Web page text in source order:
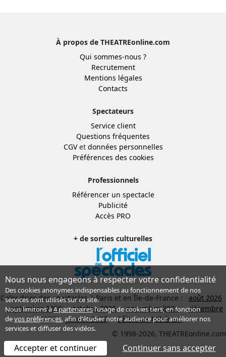
À propos de THEATREonline.com
Qui sommes-nous ?
Recrutement
Mentions légales
Contacts
Spectateurs
Service client
Questions fréquentes
CGVet données personnelles
Préférences des cookies
Professionnels
Référencer un spectacle
Publicité
Accès PRO
+ de sorties culturelles
Calendrier des spectacles à Paris et en Île-de-France :
août 2026
septembre 2026
octobre 2026 novembre 2026
décembre
2026
janvier 2027
Sélection Adhérent
© 1998-2026, THEATREonline.com
Nous nous engageons à respecter votre confidentialité
Des cookies anonymes indispensables au fonctionnement de nos
services sont utilisés sur ce site.
Nous limitons à4 partenairesl’usage de cookies tiers, en fonction
devos préférences, afin d'étudier notre audience pour améliorer nos
services et diffuser des vidéos.
Accepter et continuer Continuer sans accepter